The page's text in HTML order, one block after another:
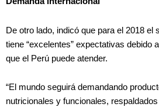
De otro lado, indicó que para el 2018 el
tiene “excelentes” expectativas debido
que el Perú puede atender.
“El mundo seguirá demandando
nutricionales y funcionales,